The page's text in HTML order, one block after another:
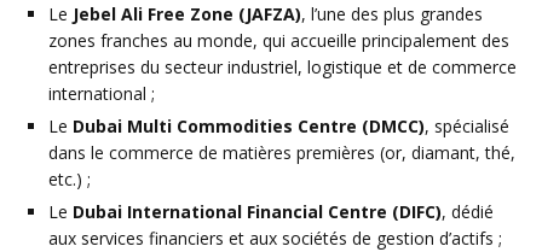
Le Jebel Ali Free Zone (JAFZA), l’une des plus grandes
zones franches au monde, qui accueille principalement des
entreprises du secteur industriel, logistique et de commerce
international ;
Le Dubai Multi Commodities Centre (DMCC), spécialisé
dans le commerce de matières premières (or, diamant, thé,
etc.) ;
Le Dubai International Financial Centre (DIFC), dédié
aux services financiers et aux sociétés de gestion d’actifs ;